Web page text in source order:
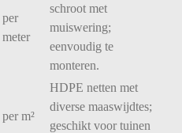
per
meter
schroot met
muiswering;
eenvoudig te
monteren.
per m²
HDPE netten met
diverse maaswijdtes;
geschikt voor tuinen